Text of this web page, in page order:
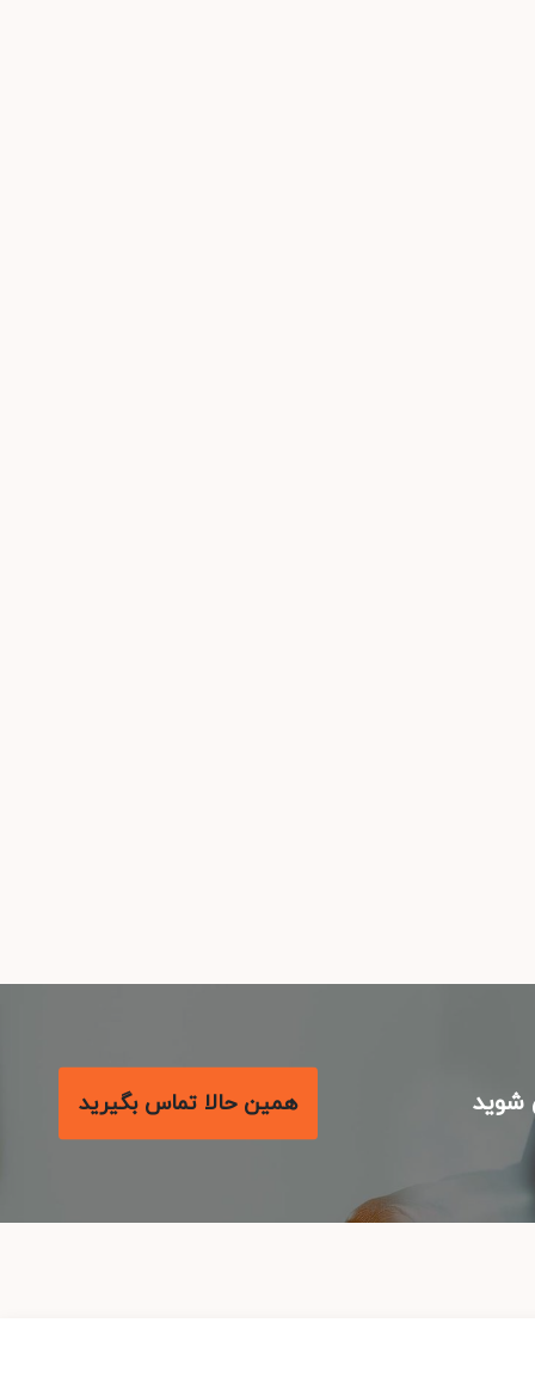
همین حالا تماس بگیرید